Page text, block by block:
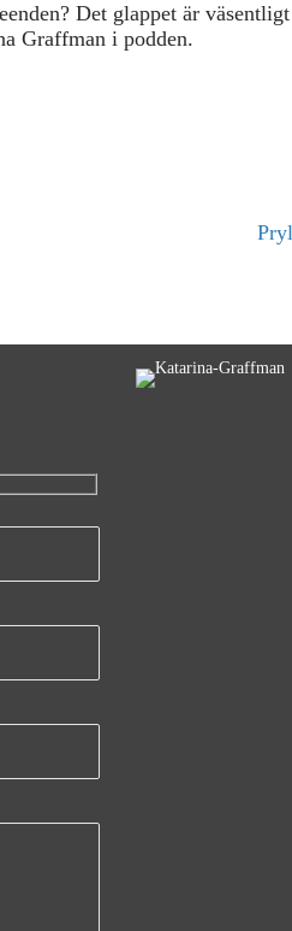
Det glappet är
Graffman i podden.